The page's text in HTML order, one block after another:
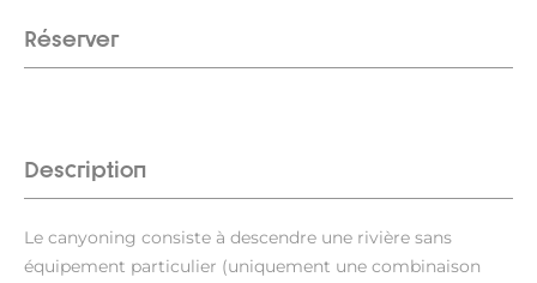
Réserver
Description
Le canyoning consiste à descendre une rivière sans
équipement particulier (uniquement une combinaison